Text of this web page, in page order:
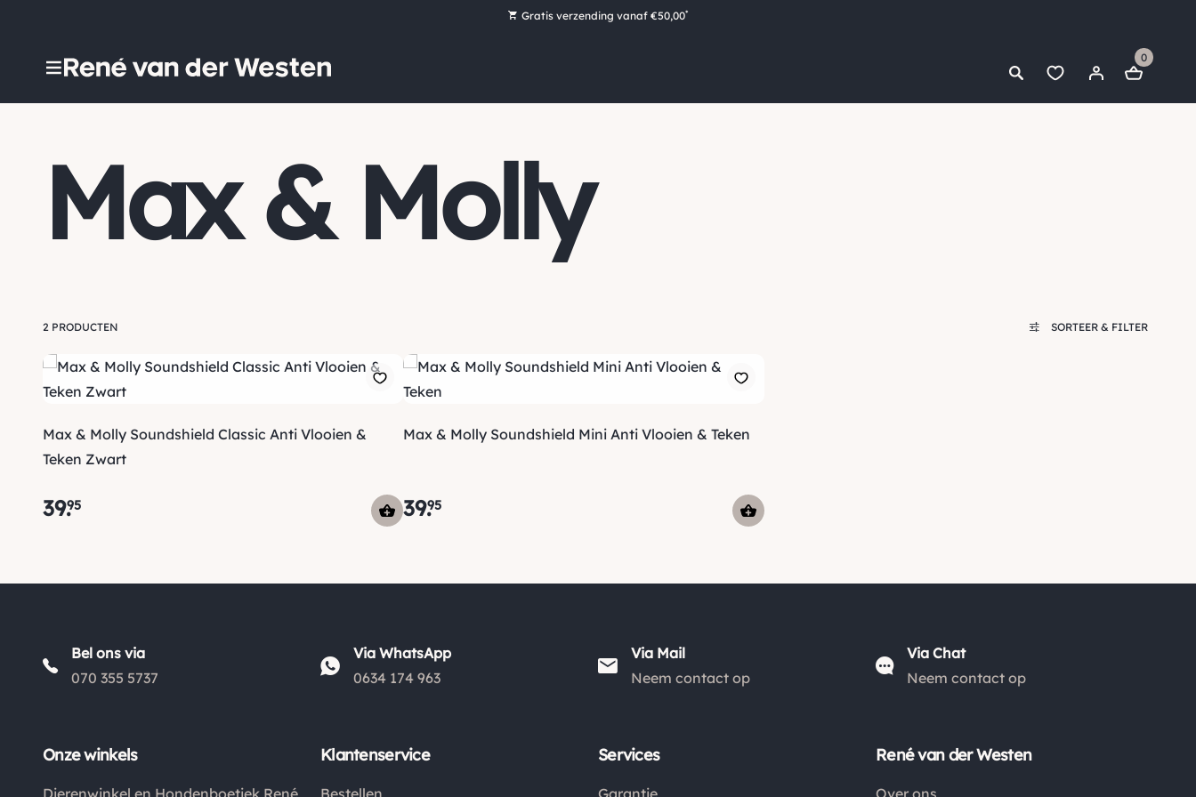
Gratis verzending vanaf €50,00*
0
Max & Molly
2 PRODUCTEN SORTEER & FILTER
Max & Molly Soundshield Classic Anti Vlooien &
Teken Zwart
39.95
Max & Molly Soundshield Mini Anti Vlooien & Teken
39.95
Bel ons via
070 355 5737
Via WhatsApp
0634 174 963
Via Mail
Neem contact op
Via Chat
Neem contact op
Onze winkels
Dierenwinkel en Hondenboetiek René
Klantenservice
Bestellen
Services
Garantie
René van der Westen
Over ons